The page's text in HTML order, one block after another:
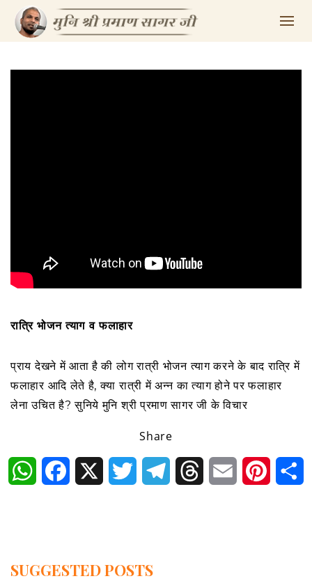
रात्रि भोजन त्याग व फलाहार
प्राय देखने में आता है की लोग रात्री भोजन त्याग करने के बाद रात्रि में
फलाहार आदि लेते है, क्या रात्री में अन्न का त्याग होने पर फलाहार
लेना उचित है? सुनिये मुनि श्री प्रमाण सागर जी के विचार
Share
WhatsAppFacebook Twitter TelegramThreadsEmail
SUGGESTED POSTS